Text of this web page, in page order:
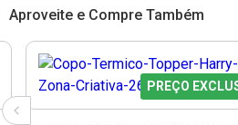
Aproveite e Compre Também
PREÇO